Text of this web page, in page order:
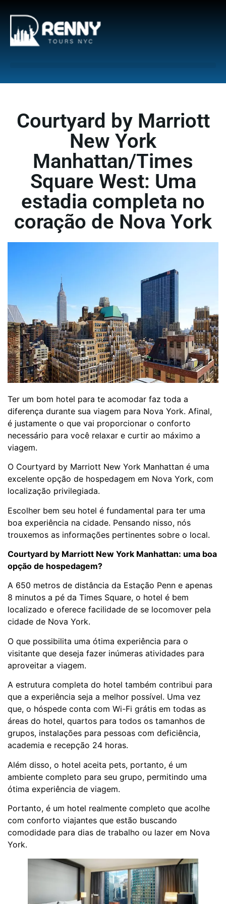
Courtyard by Marriott
New York
Manhattan/Times
Square West: Uma
estadia completa no
coração de Nova York
Ter um bom hotel para te acomodar faz toda a
diferença durante sua viagem para Nova York. Afinal,
é justamente o que vai proporcionar o conforto
necessário para você relaxar e curtir ao máximo a
viagem.
O Courtyard by Marriott New York Manhattan é uma
excelente opção de hospedagem em Nova York, com
localização privilegiada.
Escolher bem seu hotel é fundamental para ter uma
boa experiência na cidade. Pensando nisso, nós
trouxemos as informações pertinentes sobre o local.
Courtyard by Marriott New York Manhattan: uma boa
opção de hospedagem?
A 650 metros de distância da Estação Penn e apenas
8 minutos a pé da Times Square, o hotel é bem
localizado e oferece facilidade de se locomover pela
cidade de Nova York.
O que possibilita uma ótima experiência para o
visitante que deseja fazer inúmeras atividades para
aproveitar a viagem.
A estrutura completa do hotel também contribui para
que a experiência seja a melhor possível. Uma vez
que, o hóspede conta com Wi-Fi grátis em todas as
áreas do hotel, quartos para todos os tamanhos de
grupos, instalações para pessoas com deficiência,
academia e recepção 24 horas.
Além disso, o hotel aceita pets, portanto, é um
ambiente completo para seu grupo, permitindo uma
ótima experiência de viagem.
Portanto, é um hotel realmente completo que acolhe
com conforto viajantes que estão buscando
comodidade para dias de trabalho ou lazer em Nova
York.